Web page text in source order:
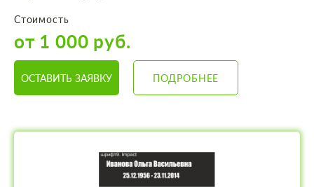
Стоимость
от 1 000 руб.
ОСТАВИТЬ ЗАЯВКУ ПОДРОБНЕЕ